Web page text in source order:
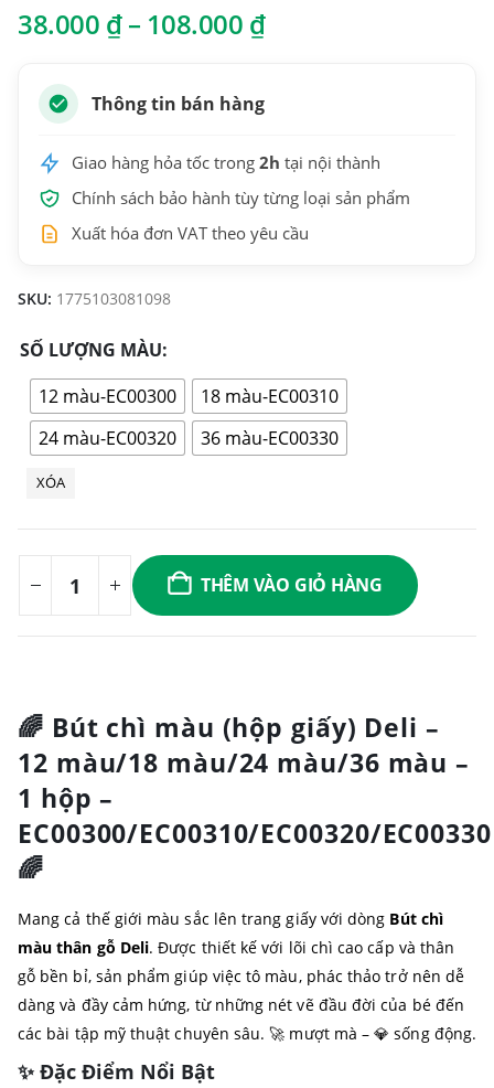
38.000 ₫ – 108.000 ₫Khoảng
38.000 ₫
đến
108.000 ₫
Thông tin bán hàng
Giao hàng hỏa tốc trong 2h tại nội thành
Chính sách bảo hành tùy từng loại sản phẩm
Xuất hóa đơn VAT theo yêu cầu
SKU: 1775103081098
SỐ LƯỢNG MÀU
12 màu-EC00300
18 màu-EC00310
24 màu-EC00320
36 màu-EC00330
XÓA
THÊM VÀO GIỎ HÀNG
🌈 Bút chì màu (hộp giấy) Deli –
12 màu/18 màu/24 màu/36 màu –
1 hộp –
EC00300/EC00310/EC00320/EC00330
🌈
Mang cả thế giới màu sắc lên trang giấy với dòng Bút chì
màu thân gỗ Deli. Được thiết kế với lõi chì cao cấp và thân
gỗ bền bỉ, sản phẩm giúp việc tô màu, phác thảo trở nên dễ
dàng và đầy cảm hứng, từ những nét vẽ đầu đời của bé đến
các bài tập mỹ thuật chuyên sâu. 🚀 mượt mà – 💎 sống động.
✨ Đặc Điểm Nổi Bật